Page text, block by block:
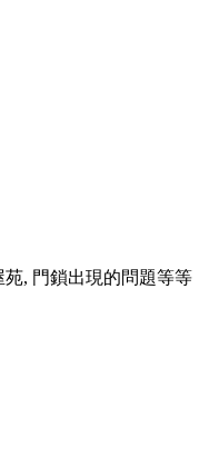
, 門鎖出現的問題等等